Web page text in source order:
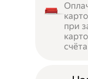
при